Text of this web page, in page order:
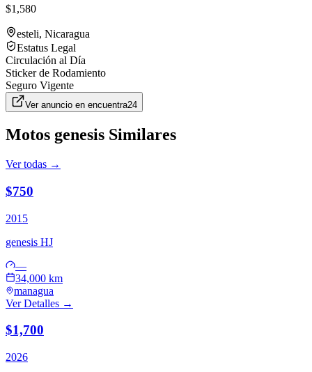
$1,580
esteli, Nicaragua
Estatus Legal
Circulación al Día
Sticker de Rodamiento
Seguro Vigente
Ver anuncio en encuentra24
Motos genesis Similares
Ver todas →
$750
2015
genesis HJ
—
34,000 km
managua
Ver Detalles →
$1,700
2026